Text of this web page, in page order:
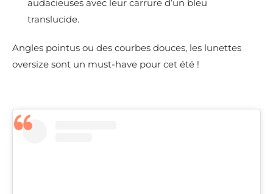
audacieuses avec leur carrure d’un bleu
translucide.
Angles pointus ou des courbes douces, les lunettes
oversize sont un must-have pour cet été !